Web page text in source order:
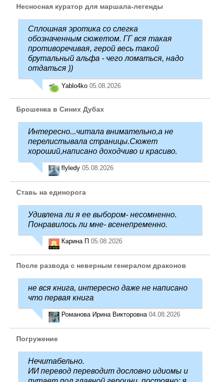
Несносная куратор для маршала-легенды
Сплошная эротика со слегка
обозначенным сюжетом. ГГ вся такая
противоречивая, герой весь такой
брутальный альфа - чего ломаться, надо
отдаться ))
Yablo4ko 05.08.2026
Брошенка в Синих Дубах
Интересно...читала внимательно,а не
перелистывала страницы.Сюжет
хороший,написано доходчиво и красиво.
flyledy 05.08.2026
Ставь на единорога
Удивлена ли я ее выбором- несомненно.
Понравилось ли мне- всенепременно.
Карина П 05.08.2026
После развода с неверным генералом драконов
не вся книга, интересно даже не написано
что первая книга
Романова Ирина Викторовна 04.08.2026
Погружение
Нечитабельно.
ИИ перевод переводит дословно идиомы и